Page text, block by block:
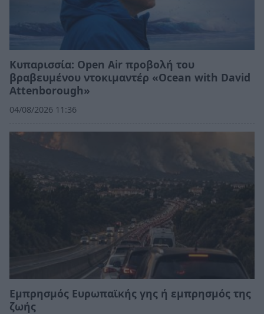
Κυπαρισσία: Open Air προβολή του
βραβευμένου ντοκιμαντέρ «Ocean with David
Attenborough»
04/08/2026 11:36
Εμπρησμός Ευρωπαϊκής γης ή εμπρησμός της
ζωής